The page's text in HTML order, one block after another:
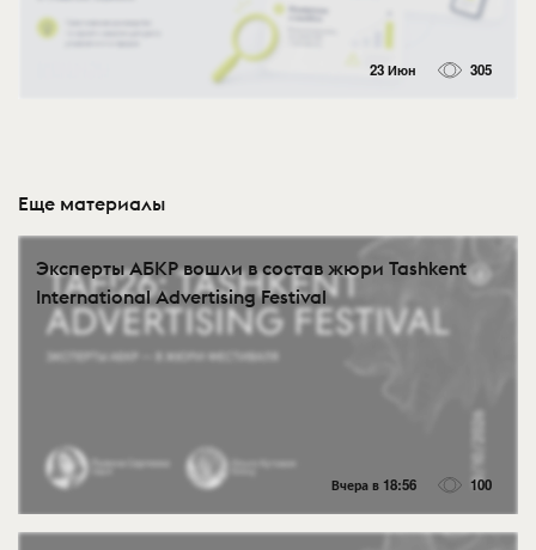
23 Июн 305
Еще материалы
Эксперты АБКР вошли в состав жюри Tashkent
International Advertising Festival
Вчера в 18:56 100